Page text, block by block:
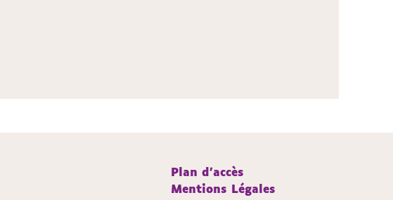
Plan d'accès
Mentions Légales